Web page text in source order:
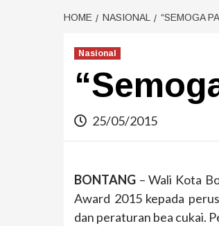
HOME NASIONAL “SEMOGA
Nasional
25/05/2015
BONTANG – Wali Kota
Award 2015 kepada
dan peraturan bea cukai.